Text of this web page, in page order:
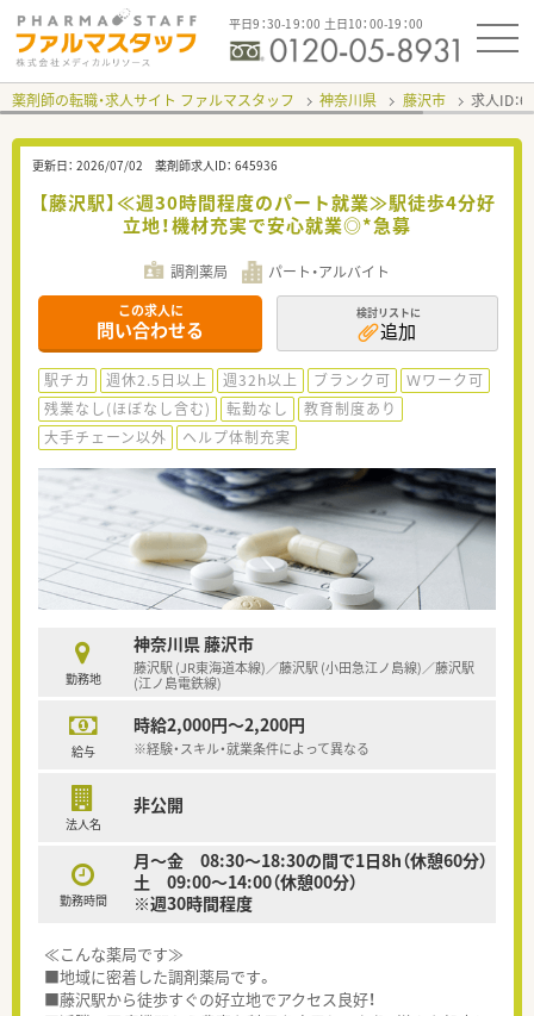
平日9：30-19：00 土日10：00-19：00
薬剤師の転職・求人サイト ファルマスタッフ 神奈川県 藤沢市 求人ID：
更新日： 2026/07/02 薬剤師求人ID： 645936
【藤沢駅】≪週30時間程度のパート就業≫駅徒歩4分好
立地！機材充実で安心就業◎*急募
調剤薬局 パート・アルバイト
この求人に
問い合わせる
検討リストに
追加
駅チカ 週休2.5日以上 週32h以上 ブランク可
Ｗワーク可
残業なし(ほぼなし含む)
転勤なし
教育制度あり
大手チェーン以外
ヘルプ体制充実
勤務地
神奈川県 藤沢市
藤沢駅 (JR東海道本線)／藤沢駅 (小田急江ノ島線)／藤沢駅
(江ノ島電鉄線)
給与
時給2,000円～2,200円
※経験・スキル・就業条件によって異なる
法人名
非公開
勤務時間
月～金 08:30～18:30の間で1日8h（休憩60分）
土 09:00～14:00（休憩00分）
※週30時間程度
≪こんな薬局です≫
■地域に密着した調剤薬局です。
■藤沢駅から徒歩すぐの好立地でアクセス良好！